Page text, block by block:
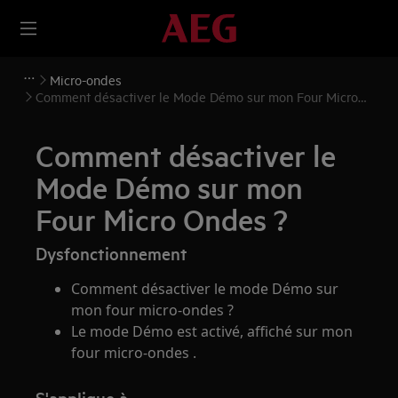
Micro-ondes
Comment désactiver le Mode Démo sur mon Four Micro
Comment désactiver le
Mode Démo sur mon
Four Micro Ondes ?
Dysfonctionnement
Comment désactiver le mode Démo sur
mon four micro-ondes ?
Le mode Démo est activé, affiché sur mon
four micro-ondes .